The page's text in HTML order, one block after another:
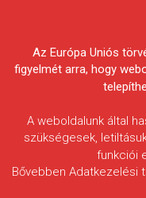
Konkoly
Az Európa Uniós
figyelmét arra, hogy
A weboldalunk által
szükségesek,
funkciói
Bővebben Adatkezelési